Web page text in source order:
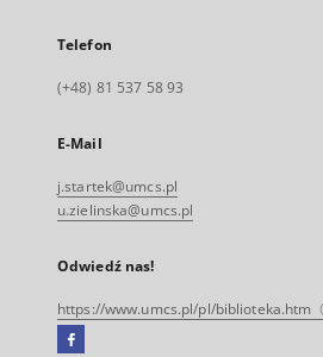
Telefon
(+48) 81 537 58 93
E-Mail
j.startek@umcs.pl
u.zielinska@umcs.pl
Odwiedź nas!
https://www.umcs.pl/pl/biblioteka.htm
Facebook